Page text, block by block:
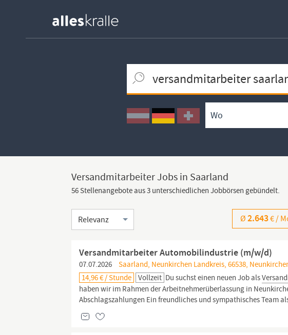
Ortssuche
Umkreissuche
Arbeitsform
Versandmitarbeiter Jobs in Saarland
56 Stellenangebote aus 3 unterschiedlichen Jobbörsen gebündelt.
Sortierung Ø2.643€ /
Versandmitarbeiter Automobilindustrie (m/w/d)
07.07.2026
Saarland, Neunkirchen Landkreis, 66538,
14,96 € / Stunde
Vollzeit Du suchst einen neuen Job als
haben wir im Rahmen der Arbeitnehmerüberlassung in
Abschlagszahlungen Ein freundliches und sympathisches Team